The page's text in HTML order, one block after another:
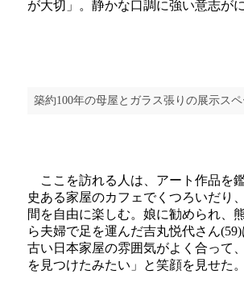
が大切」。静かな口調に強い意志がに
築約100年の母屋とガラス張りの展示ス
ここを訪れる人は、アート作品を
史ある家屋のカフェでくつろいだり
間を自由に楽しむ。娘に勧められ、
ら夫婦で足を運んだ吉丸悦代さん
古い日本家屋の雰囲気がよく合って
を見つけたみたい」と笑顔を見せた。